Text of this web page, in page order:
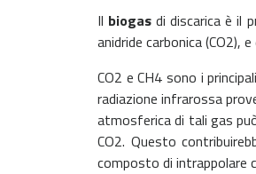
Il biogas di discarica è il
anidride carbonica (CO2),
CO2 e CH4 sono i
radiazione infrarossa
atmosferica di tali gas
CO2. Questo
composto di intrappolare